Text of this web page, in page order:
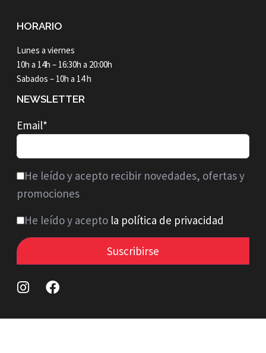
HORARIO
Lunes a viernes
10h a 14h – 16:30h a 20:00h
Sabados – 10h a 14 h
NEWSLETTER
Email*
He leído y acepto recibir novedades, ofertas y
promociones
He leído y acepto la política de privacidad